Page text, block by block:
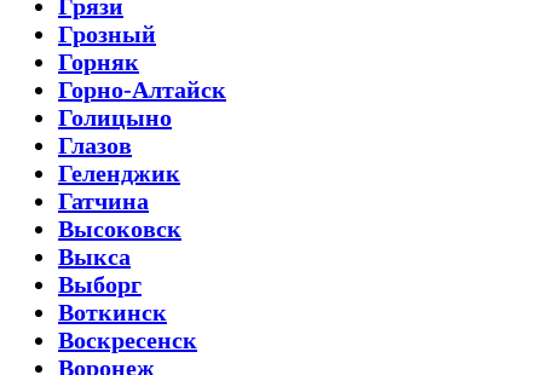
Грязи
Грозный
Горняк
Горно-Алтайск
Голицыно
Глазов
Геленджик
Гатчина
Высоковск
Выкса
Выборг
Воткинск
Воскресенск
Воронеж